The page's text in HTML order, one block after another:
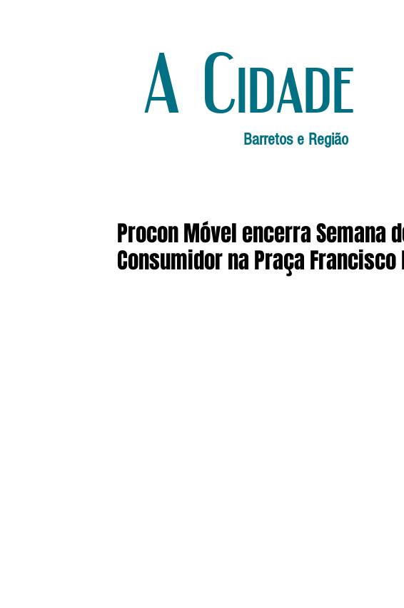
A Cidade
Barretos e Região
Procon Móvel encerra Semana
Consumidor na Praça